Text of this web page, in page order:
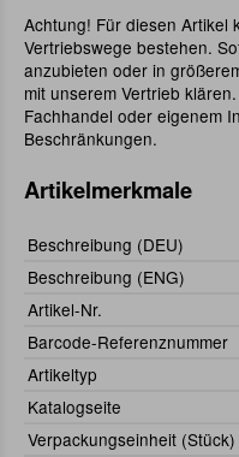
Achtung! Für diesen Artikel
Vertriebswege bestehen.
anzubieten oder in
mit unserem Vertrieb
Fachhandel oder eigenem
Beschränkungen.
Artikelmerkmale
Beschreibung (DEU)
Beschreibung (ENG)
Artikel-Nr.
Barcode-Referenznummer
Artikeltyp
Katalogseite
Verpackungseinheit (Stück)